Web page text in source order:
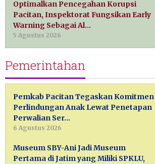
Optimalkan Pencegahan Korupsi
Pacitan, Inspektorat Fungsikan Early
Warning Sebagai Al…
5 Agustus 2026
Pemerintahan
Pemkab Pacitan Tegaskan Komitmen
Perlindungan Anak Lewat Penetapan
Perwalian Ser…
6 Agustus 2026
Museum SBY-Ani Jadi Museum
Pertama di Jatim yang Miliki SPKLU,